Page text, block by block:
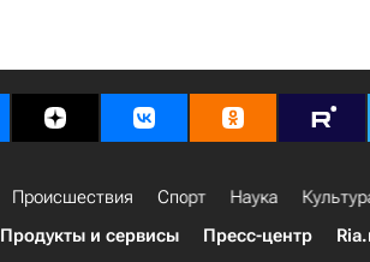
Происшествия Спорт Наука
Продукты и сервисы Пресс-центр